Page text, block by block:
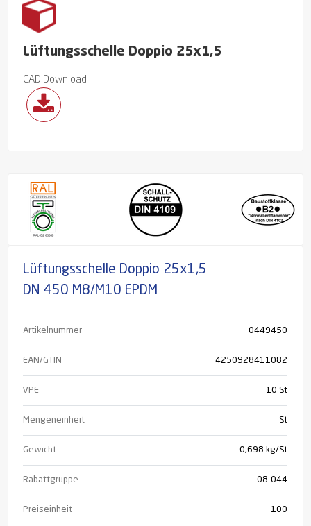
Lüftungsschelle Doppio 25x1,5
CAD Download
Lüftungsschelle Doppio 25x1,5
DN 450 M8/M10 EPDM
Artikelnummer 0449450
EAN/GTIN 4250928411082
VPE 10 St
Mengeneinheit St
Gewicht 0,698 kg/St
Rabattgruppe 08-044
Preiseinheit 100